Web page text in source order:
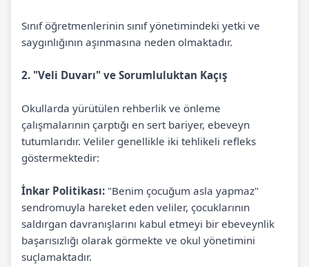
Sınıf öğretmenlerinin sınıf yönetimindeki yetki ve
saygınlığının aşınmasına neden olmaktadır.
2. "Veli Duvarı" ve Sorumluluktan Kaçış
Okullarda yürütülen rehberlik ve önleme
çalışmalarının çarptığı en sert bariyer, ebeveyn
tutumlarıdır. Veliler genellikle iki tehlikeli refleks
göstermektedir:
İnkar Politikası: "Benim çocuğum asla yapmaz"
sendromuyla hareket eden veliler, çocuklarının
saldırgan davranışlarını kabul etmeyi bir ebeveynlik
başarısızlığı olarak görmekte ve okul yönetimini
suçlamaktadır.